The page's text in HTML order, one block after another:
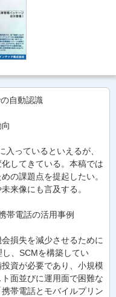
自動認識
っているといえるが、
してきている。本稿では
の課題点を提起したい。
来像にも言及する。
帯電話の活用事例
損失を減少させるために
、SCMを構築してい
資が必要であり、小規模
面並びに運用面で困難な
帯電話とモバイルプリン